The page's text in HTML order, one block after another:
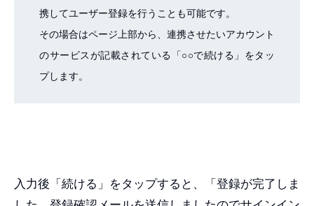
携してユーザー登録を行うことも可能です。
その場合はページ上部から、連携させたいアカウント
のサービスが記載されている「○○で続ける」をタッ
プします。
入力後「続ける」をタップすると、「登録が完了しま